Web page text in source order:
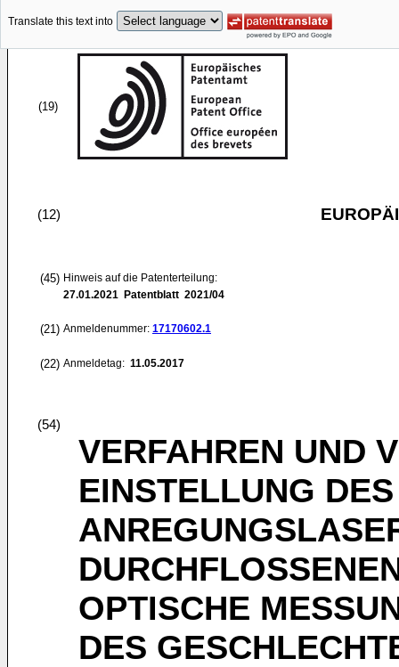
Translate this text into
(19)
(12)
(45) Hinweis auf die Patenterteilung:
27.01.2021 Patentblatt 2021/04
(21) Anmeldenummer: 17170602.1
(22) Anmeldetag: 11.05.2017
(54)
VERFAHREN UND
EINSTELLUNG
OPTISCHE
DES